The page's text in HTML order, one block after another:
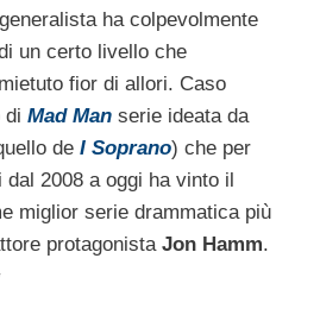
ha colpevolmente
un certo livello che
fior di allori. Caso
di Mad Man serie ideata da
de I Soprano) che per
2008 a oggi ha vinto il
miglior serie drammatica più
protagonista Jon Hamm.